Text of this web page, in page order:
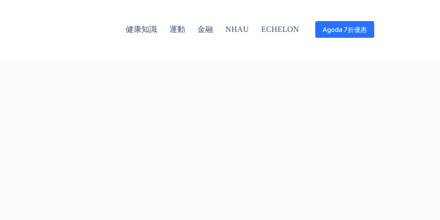
健康知識 運動 金融 NHAU ECHELON Agoda 7折優惠